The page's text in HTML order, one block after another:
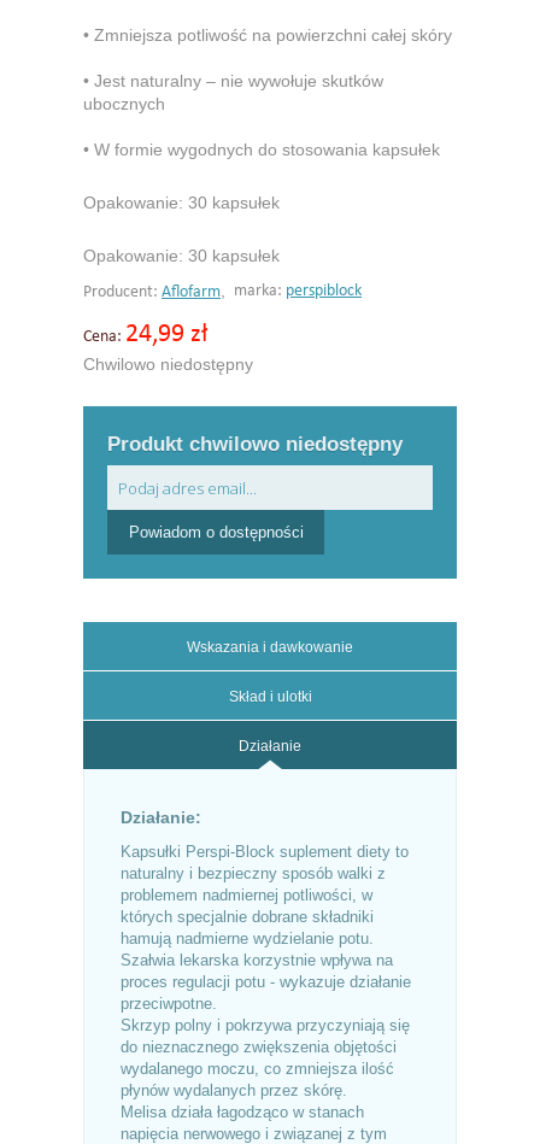
• Zmniejsza potliwość na powierzchni całej skóry
• Jest naturalny – nie wywołuje skutków
ubocznych
• W formie wygodnych do stosowania kapsułek
Opakowanie: 30 kapsułek
Opakowanie: 30 kapsułek
Producent: Aflofarm marka: perspiblock
Cena: 24,99 zł
Chwilowo niedostępny
Produkt chwilowo niedostępny
Powiadom o dostępności
Wskazania i dawkowanie
Skład i ulotki
Działanie
Działanie:
Kapsułki Perspi-Block suplement diety to
naturalny i bezpieczny sposób walki z
problemem nadmiernej potliwości, w
których specjalnie dobrane składniki
hamują nadmierne wydzielanie potu.
Szałwia lekarska korzystnie wpływa na
proces regulacji potu - wykazuje działanie
przeciwpotne.
Skrzyp polny i pokrzywa przyczyniają się
do nieznacznego zwiększenia objętości
wydalanego moczu, co zmniejsza ilość
płynów wydalanych przez skórę.
Melisa działa łagodząco w stanach
napięcia nerwowego i związanej z tym